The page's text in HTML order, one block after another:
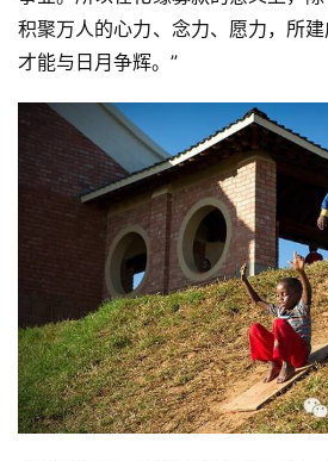
积聚万人的心力、念力、愿力，所建
才能与日月争辉。”